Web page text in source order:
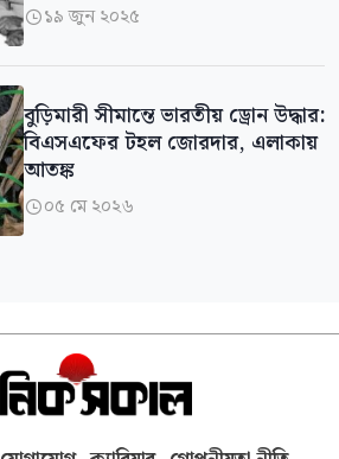
১৯ জুন ২০২৫
বুড়িমারী সীমান্তে ভারতীয় ড্রোন উদ্ধার:
বিএসএফের টহল জোরদার, এলাকায়
আতঙ্ক
০৫ মে ২০২৬